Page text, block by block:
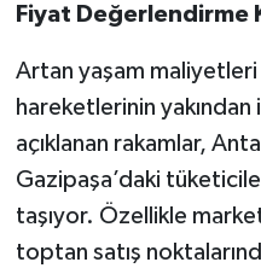
Fiyat Değerlendirme
Artan yaşam
hareketlerinin
açıklanan rakamlar,
Gazipaşa’daki
taşıyor. Özellikle
toptan satış